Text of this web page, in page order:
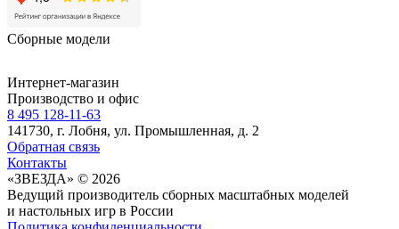
Сборные модели
Интернет-магазин
Производство и офис
8 495 128-11-63
141730, г. Лобня, ул. Промышленная, д. 2
Обратная связь
Контакты
«ЗВЕЗДА» © 2026
Ведущий производитель сборных масштабных моделей
и настольных игр в России